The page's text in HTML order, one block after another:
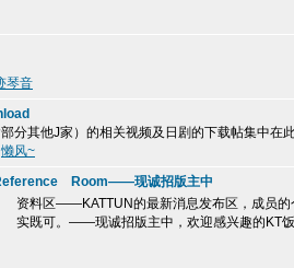
琴音
分其他J家）的相关视频及日剧的下载帖集中在
懒风~
Room——现诚招版主中
资料区——KATTUN的最新消息发布区，成员的
实既可。——现诚招版主中，欢迎感兴趣的KT